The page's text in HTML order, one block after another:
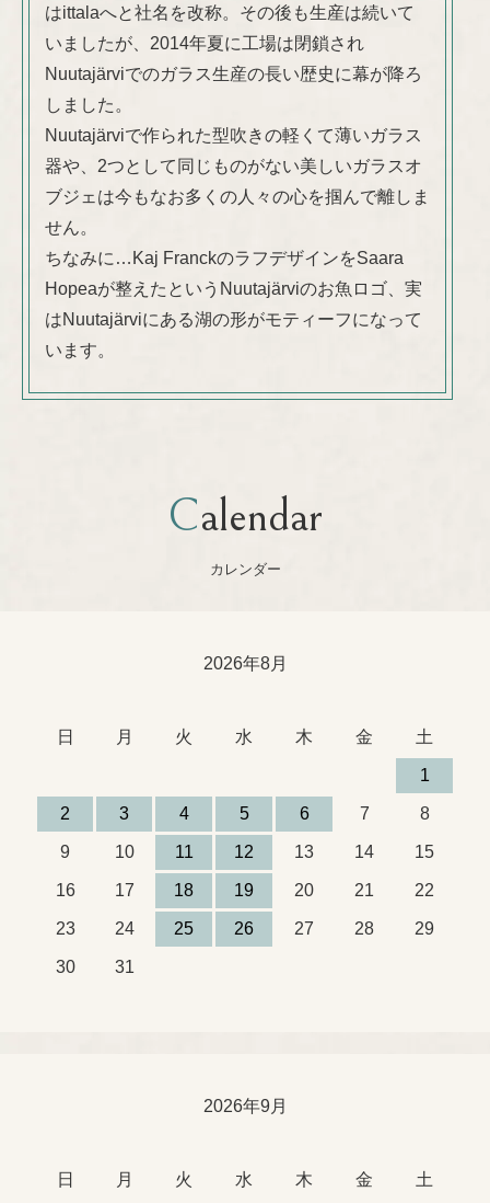
はittalaへと社名を改称。その後も生産は続いて
いましたが、2014年夏に工場は閉鎖され
Nuutajärviでのガラス生産の長い歴史に幕が降ろ
しました。
Nuutajärviで作られた型吹きの軽くて薄いガラス
器や、2つとして同じものがない美しいガラスオ
ブジェは今もなお多くの人々の心を掴んで離しま
せん。
ちなみに…Kaj FranckのラフデザインをSaara
Hopeaが整えたというNuutajärviのお魚ロゴ、実
はNuutajärviにある湖の形がモティーフになって
います。
Calendar
カレンダー
2026年8月
日 月 火 水 木 金 土
1
2 3 4 5 6 7 8
9 10 11 12 13 14 15
16 17 18 19 20 21 22
23 24 25 26 27 28 29
30 31
2026年9月
日 月 火 水 木 金 土